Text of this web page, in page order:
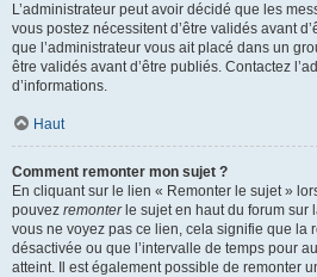
L’administrateur peut avoir décidé que les
vous postez nécessitent d’être validés avant
que l’administrateur vous ait placé dans un
être validés avant d’être publiés. Contactez
d’informations.
Haut
Comment remonter mon sujet ?
En cliquant sur le lien « Remonter le sujet »
pouvez remonterle sujet en haut du forum sur
vous ne voyez pas ce lien, cela signifie que la
désactivée ou que l’intervalle de temps pour
atteint. Il est également possible de remonter